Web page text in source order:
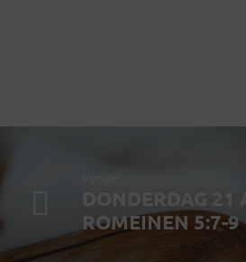
DONDERDAG 21
ROMEINEN 5:7-9